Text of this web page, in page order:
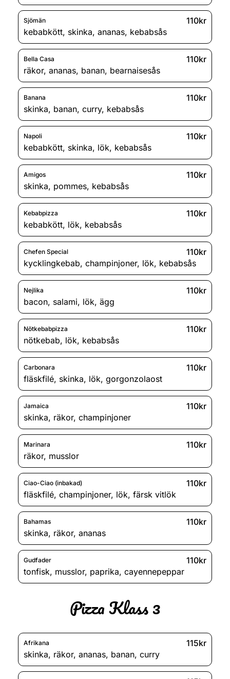
Sjömän
110kr
kebabkött, skinka, ananas, kebabsås
Bella Casa
110kr
räkor, ananas, banan, bearnaisesås
Banana
110kr
skinka, banan, curry, kebabsås
Napoli
110kr
kebabkött, skinka, lök, kebabsås
Amigos
110kr
skinka, pommes, kebabsås
Kebabpizza
110kr
kebabkött, lök, kebabsås
Chefen Special
110kr
kycklingkebab, champinjoner, lök, kebabsås
Nejlika
110kr
bacon, salami, lök, ägg
Nötkebabpizza
110kr
nötkebab, lök, kebabsås
Carbonara
110kr
fläskfilé, skinka, lök, gorgonzolaost
Jamaica
110kr
skinka, räkor, champinjoner
Marinara
110kr
räkor, musslor
Ciao-Ciao (inbakad)
110kr
fläskfilé, champinjoner, lök, färsk vitlök
Bahamas
110kr
skinka, räkor, ananas
Gudfader
110kr
tonfisk, musslor, paprika, cayennepeppar
Pizza Klass 3
Afrikana
115kr
skinka, räkor, ananas, banan, curry